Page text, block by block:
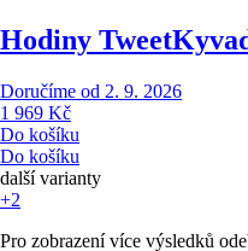
Hodiny Tweet
Doručíme od 2. 9. 2026
1 969 Kč
Do košíku
Do košíku
další varianty
+2
Pro zobrazení více výsledků